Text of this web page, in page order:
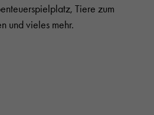
Tiere zum
und vieles mehr.